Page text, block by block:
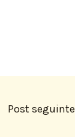
Post seguinte